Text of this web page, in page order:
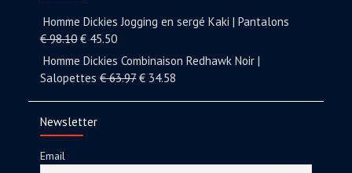
Homme Dickies Jogging en sergé Kaki | Pantalons
€98.10 € 45.50
Homme Dickies Combinaison Redhawk Noir |
Salopettes €63.97 € 34.58
Newsletter
Email